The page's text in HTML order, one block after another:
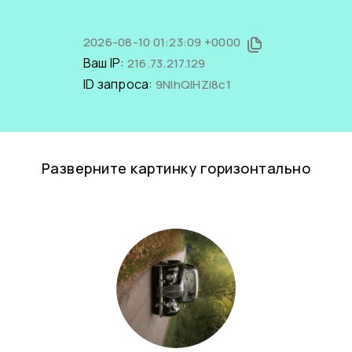
2026-08-10 01:23:09 +0000
Ваш IP: 216.73.217.129
ID запроса: 9NIhQIHZi8c1
Разверните картинку горизонтально